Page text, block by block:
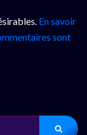
En savoir
sont